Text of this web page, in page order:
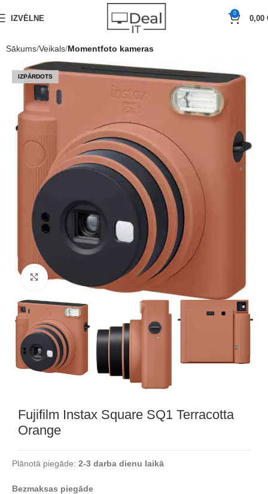
IZVĒLNE
0
0,00
Sākums Veikals Momentfoto kameras
IZPĀRDOTS
Noklikšķiniet, lai palielinātu
Fujifilm Instax Square SQ1 Terracotta
Orange
Plānotā piegāde: 2-3 darba dienu laikā
Bezmaksas piegāde